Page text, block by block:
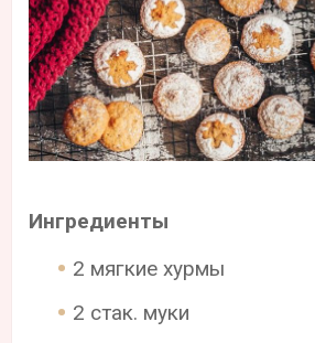
Ингредиенты
2 мягкие хурмы
2 стак. муки